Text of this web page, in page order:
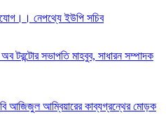
নেপথ্যে ইউপি সচিব
টরন্টোর সভাপতি মাহবুব, সাধারন সম্পাদক
আজিজুল আম্বিয়ারের কাব্যগ্রন্থের মোড়ক